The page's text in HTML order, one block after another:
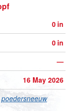
0 in
0 in
—
16 May 2026
poedersneeuw